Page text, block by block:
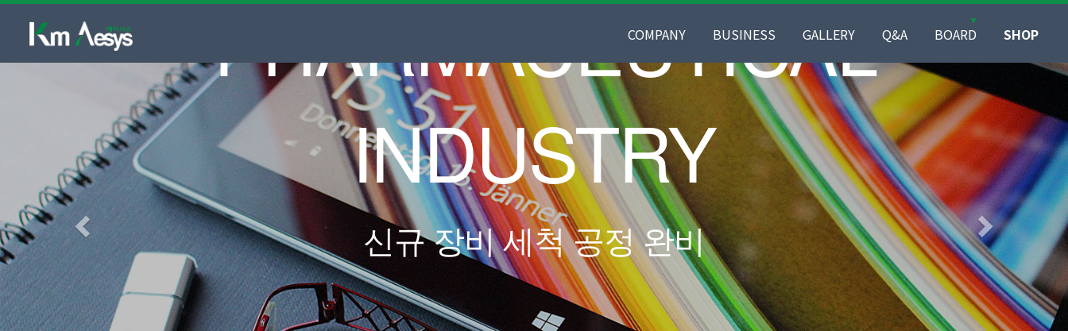
COMPANY
인사말
연혁
조직도
KM AESYS 비전
오시는 길
BUSINESS
방독 마스크 세척
안전모 세척
GALLERY
제품사진
시공사진
Q&A
온라인문의
BOARD
공지사항
자료실
SHOP